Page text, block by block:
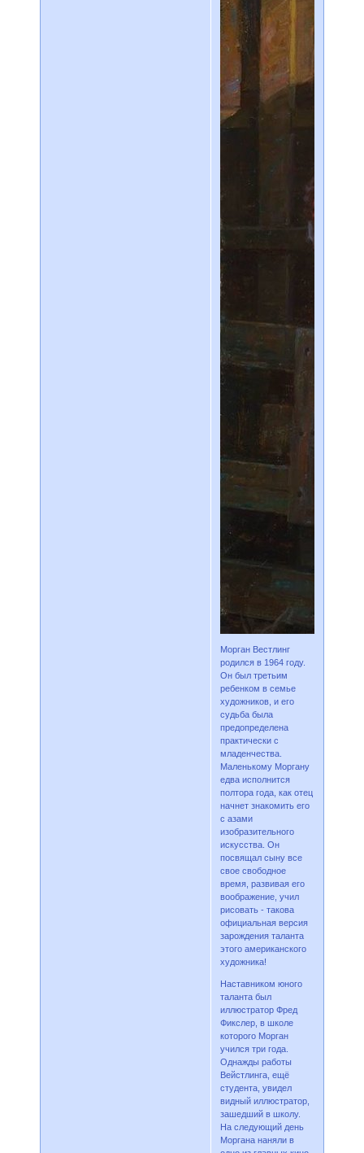
Морган Вестлинг
родился в 1964 году.
Он был третьим
ребенком в семье
художников, и его
судьба была
предопределена
практически с
младенчества.
Маленькому Моргану
едва исполнится
полтора года, как отец
начнет знакомить его
с азами
изобразительного
искусства. Он
посвящал сыну все
свое свободное
время, развивая его
воображение, учил
рисовать - такова
официальная версия
зарождения таланта
этого американского
художника!
Наставником юного
таланта был
иллюстратор Фред
Фикслер, в школе
которого Морган
учился три года.
Однажды работы
Вейстлинга, ещё
студента, увидел
видный иллюстратор,
зашедший в школу.
На следующий день
Моргана наняли в